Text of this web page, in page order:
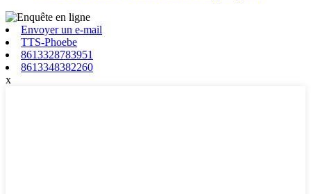
Envoyer un e-mail
TTS-Phoebe
8613328783951
8613348382260
x